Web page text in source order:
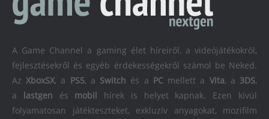
A Game Channel a gaming élet híreiről, a videójátékokról,
fejlesztésekről és egyéb érdekességekről számol be Neked.
AzXboxSX, a PS5, a Switch és a PCmellett a Vita, a 3DS,
a
lastgen és mobil
hírek is helyet kapnak. Ezen kívül
folyamatosan játékteszteket, exkluzív anyagokat, mozifilm